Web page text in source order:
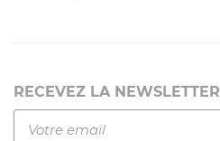
RECEVEZ LA NEWSLETTER